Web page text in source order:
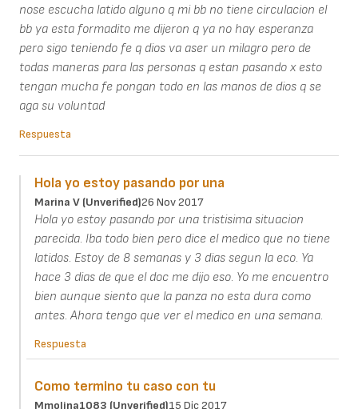
nose escucha latido alguno q mi bb no tiene circulacion el
bb ya esta formadito me dijeron q ya no hay esperanza
pero sigo teniendo fe q dios va aser un milagro pero de
todas maneras para las personas q estan pasando x esto
tengan mucha fe pongan todo en las manos de dios q se
aga su voluntad
Respuesta
Hola yo estoy pasando por una
Marina V (unverified)26 Nov 2017
Hola yo estoy pasando por una tristisima situacion
parecida. Iba todo bien pero dice el medico que no tiene
latidos. Estoy de 8 semanas y 3 dias segun la eco. Ya
hace 3 dias de que el doc me dijo eso. Yo me encuentro
bien aunque siento que la panza no esta dura como
antes. Ahora tengo que ver el medico en una semana.
Respuesta
Como termino tu caso con tu
Mmolina1083 (unverified)15 Dic 2017